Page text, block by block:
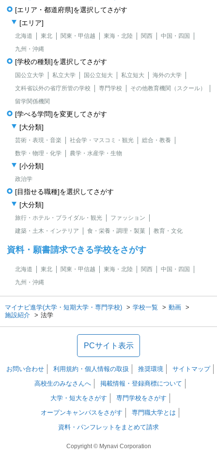
[エリア・都道府県]を選択してさがす
[エリア]
北海道 東北 関東・甲信越 東海・北陸 関西
中国・四国
九州・沖縄
[学校の種類]を選択してさがす
国公立大学 私立大学 国公立短大 私立短大
海外の大学
文科省以外の省庁所管の学校
専門学校
その他教育機関（スクール）
留学関係機関
[学べる学問]を変更してさがす
[大分類]
芸術・表現・音楽 社会学・マスコミ・観光
総合・教養
数学・物理・化学
農学・水産学・生物
[小分類]
政治学
[目指せる職種]を選択してさがす
[大分類]
旅行・ホテル・ブライダル・観光
ファッション
建築・土木・インテリア
食・栄養・調理・製菓 教育・文化
資料・願書請求できる学校をさがす
北海道 東北 関東・甲信越 東海・北陸 関西
中国・四国
九州・沖縄
マイナビ進学(大学・短期大学・専門学校) 学校一覧
動画
施設紹介
法学
PCサイト表示
お問い合わせ 利用規約・個人情報の取扱 推奨環境
サイトマップ
高校生のみなさんへ
掲載情報・登録商標について
大学・短大をさがす
専門学校をさがす
オープンキャンパスをさがす
専門職大学とは
資料・パンフレットをまとめて請求
Copyright © Mynavi Corporation